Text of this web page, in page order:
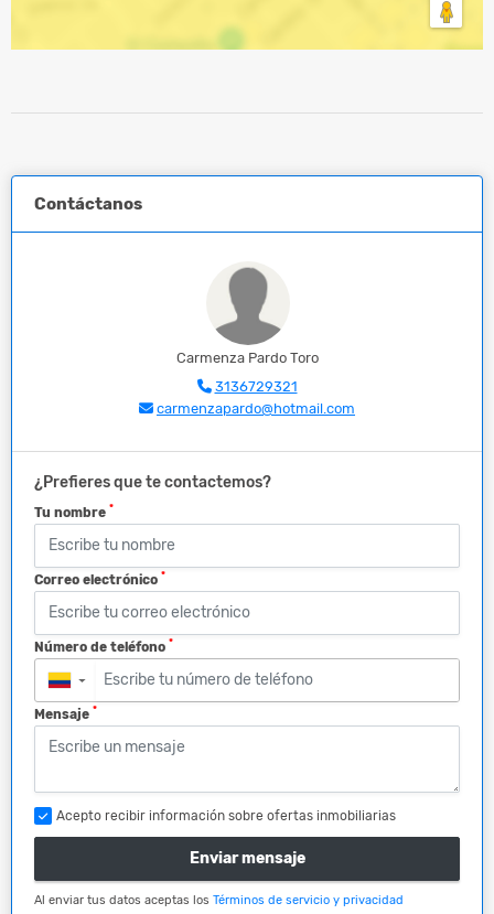
Contáctanos
Carmenza Pardo Toro
3136729321
carmenzapardo@hotmail.com
¿Prefieres que te contactemos?
Tu nombre *
Correo electrónico *
Número de teléfono *
▼
Mensaje *
Acepto recibir información sobre ofertas inmobiliarias
Enviar mensaje
Al enviar tus datos aceptas los Términos de servicio y privacidad